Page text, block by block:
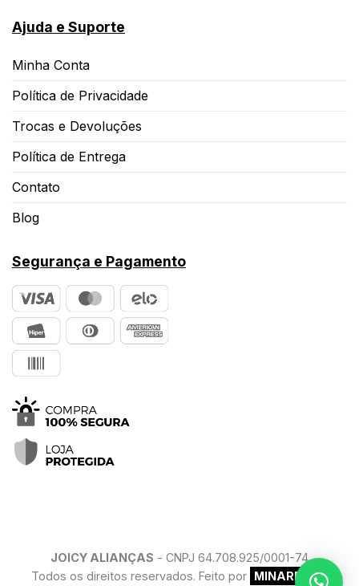
Ajuda e Suporte
Minha Conta
Política de Privacidade
Trocas e Devoluções
Política de Entrega
Contato
Blog
Segurança e Pagamento
JOICY ALIANÇAS - CNPJ 64.708.925/0001-74
Todos os direitos reservados. Feito por MINARELLO